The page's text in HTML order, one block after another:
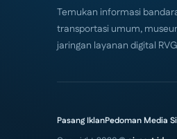
Temukan informasi
transportasi umum,
jaringan layanan digital
Pasang IklanPedoman Media